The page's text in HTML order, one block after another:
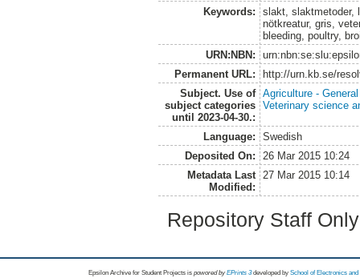
Keywords:
slakt, slaktmetoder,
nötkreatur, gris,
bleeding, poultry,
URN:NBN:
Permanent URL:
http://urn.kb.se/
Subject. Use of
subject categories
until 2023-04-30.:
Agriculture -
Veterinary science
Language:
Swedish
Deposited On:
26 Mar 2015 10:24
Metadata Last
Modified:
27 Mar 2015 10:14
Repository Staff
Epsilon Archive for Student Projects is powored byEPrints 3 developed by School of Electronics